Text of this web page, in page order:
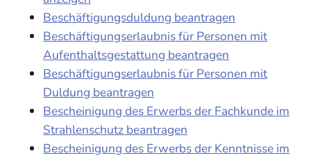
Beschäftigungsduldung beantragen
Beschäftigungserlaubnis für Personen mit
Aufenthaltsgestattung beantragen
Beschäftigungserlaubnis für Personen mit
Duldung beantragen
Bescheinigung des Erwerbs der Fachkunde im
Strahlenschutz beantragen
Bescheinigung des Erwerbs der Kenntnisse im